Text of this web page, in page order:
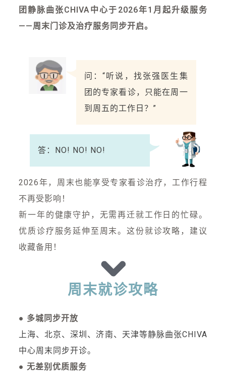
团静脉曲张CHIVA中心于2026年1月起升级服务
——周末门诊及治疗服务同步开启。
问：“听说，找张强医生集
团的专家看诊，只能在周一
到周五的工作日？”
答：NO! NO! NO!
2026年，周末也能享受专家看诊治疗，工作行程
不再受影响！
新一年的健康守护，无需再迁就工作日的忙碌。
优质诊疗服务延伸至周末。这份就诊攻略，建议
收藏备用！
周末就诊攻略
● 多城同步开放
上海、北京、深圳、济南、天津等静脉曲张CHIVA
中心周末同步开诊。
● 无差别优质服务